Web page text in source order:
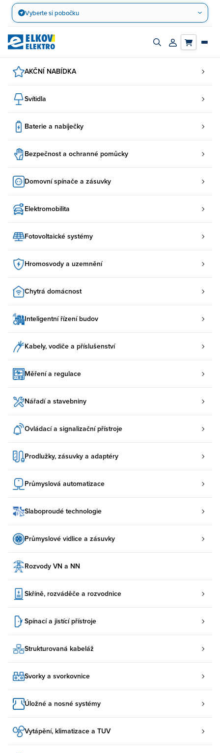
Přejít
obsah
Vyberte si pobočku
Zapnout/vypnout
Přihlásit/
AKČNÍ NABÍDKA
Svítidla
Baterie a nabíječky
Bezpečnost a ochranné pomůcky
Domovní spínače a zásuvky
Elektromobilita
Fotovoltaické systémy
Hromosvody a uzemnění
Chytrá domácnost
Inteligentní řízení budov
Kabely, vodiče a příslušenství
Měření a regulace
Nářadí a stavebniny
Ovládací a signalizační přístroje
Prodlužky, zásuvky a adaptéry
Průmyslová automatizace
Slaboproudé technologie
Průmyslové vidlice a zásuvky
Rozvody VN a NN
Skříně, rozváděče a rozvodnice
Spínací a jistící přístroje
Strukturovaná kabeláž
Svorky a svorkovnice
Úložné a nosné systémy
Vytápění, klimatizace a TUV